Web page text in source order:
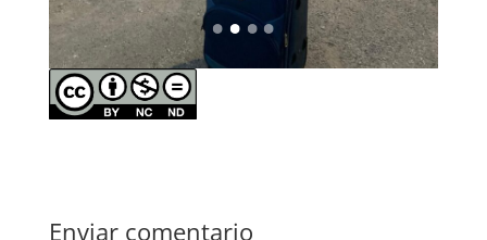
Enviar comentario